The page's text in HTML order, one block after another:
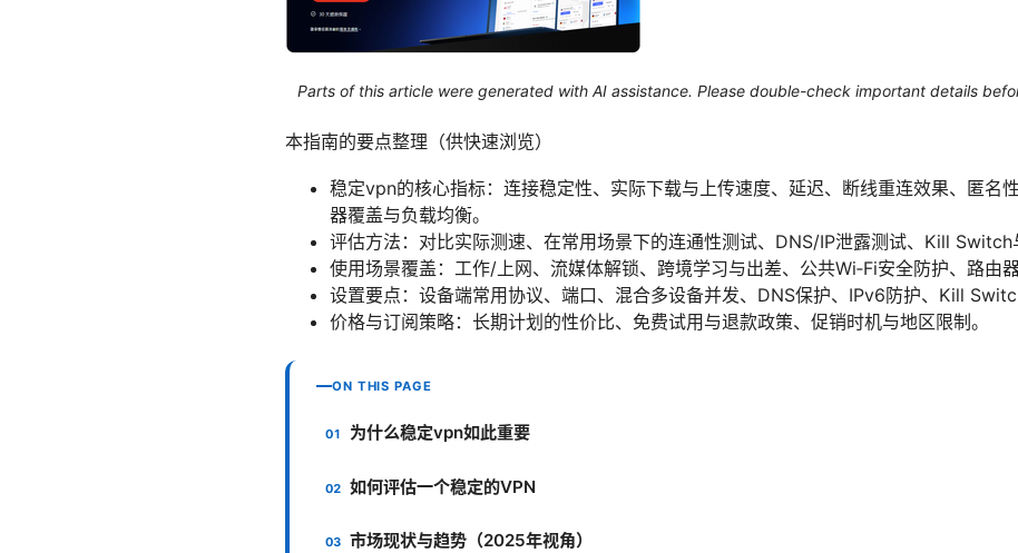
Parts of this article were generated with AI assistance. Please double-check important details
本指南的要点整理（供快速浏览）
稳定vpn的核心指标：连接稳定性、实际下载与上传速度、延迟、断线重连效果、匿名
器覆盖与负载均衡。
评估方法：对比实际测速、在常用场景下的连通性测试、DNS/IP泄露测试、Kill Switch
使用场景覆盖：工作/上网、流媒体解锁、跨境学习与出差、公共Wi‑Fi安全防护、路由器
设置要点：设备端常用协议、端口、混合多设备并发、DNS保护、IPv6防护、Kill
价格与订阅策略：长期计划的性价比、免费试用与退款政策、促销时机与地区限制。
ON THIS PAGE
为什么稳定vpn如此重要
如何评估一个稳定的VPN
市场现状与趋势（2025年视角）